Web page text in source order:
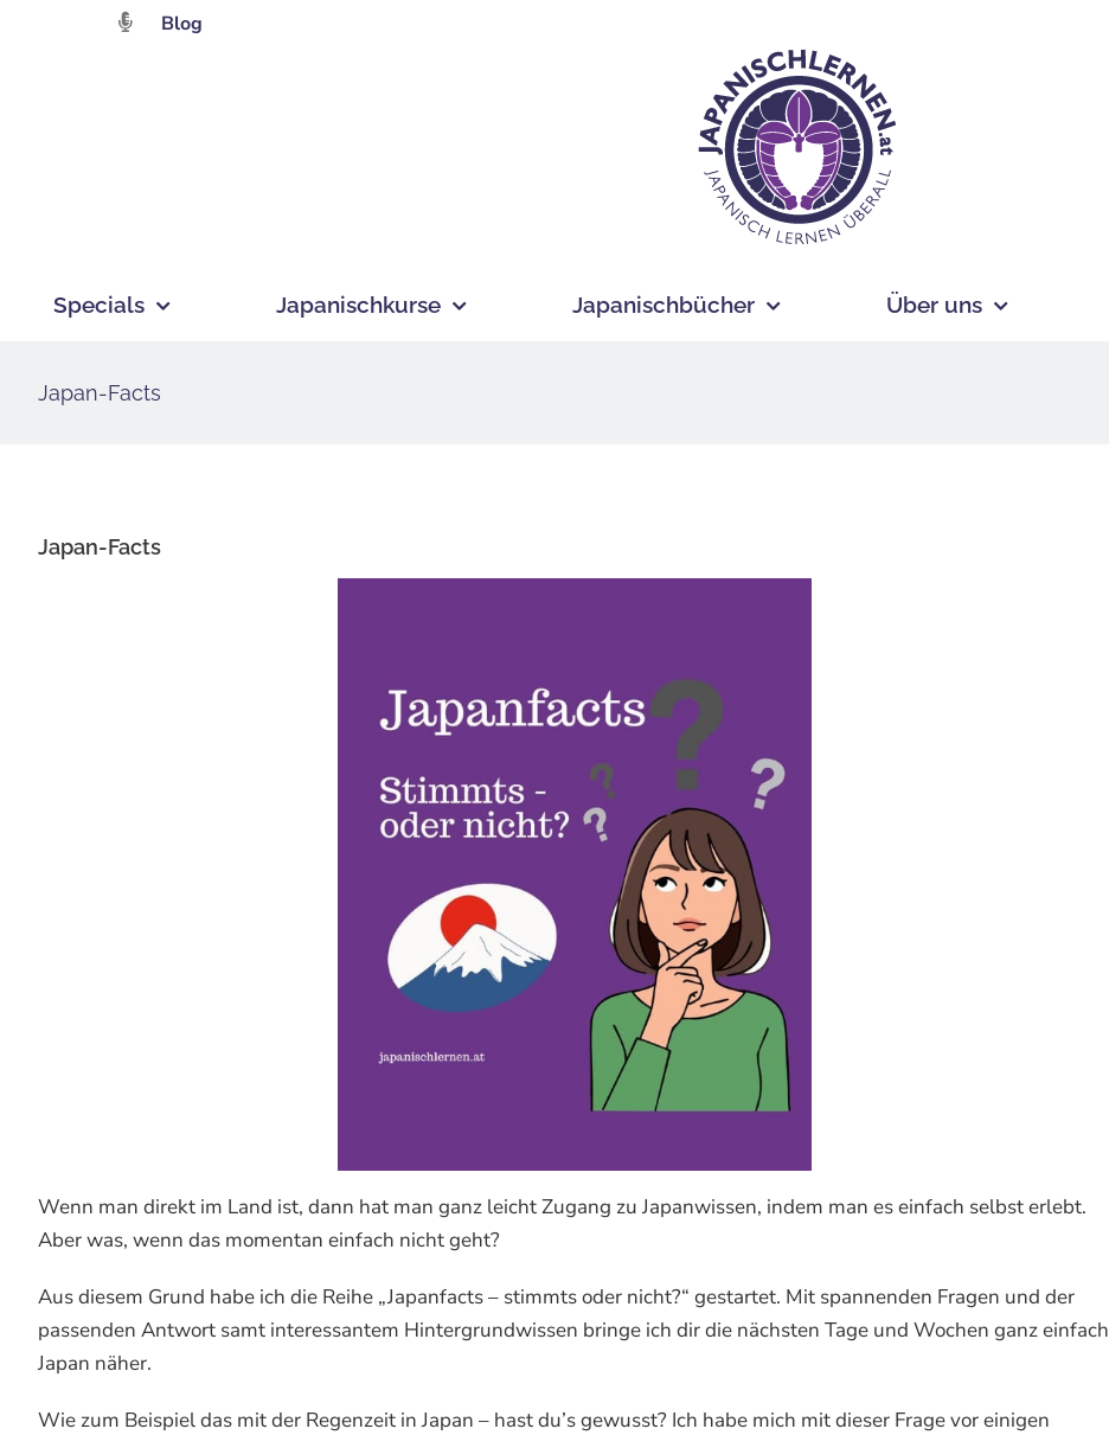
Blog
Specials Japanischkurse Japanischbücher Über uns
Japan-Facts
Japan-Facts
Wenn man direkt im Land ist, dann hat man ganz leicht Zugang zu Japanwissen, indem man es einfach selbst erlebt.
Aber was, wenn das momentan einfach nicht geht?
Aus diesem Grund habe ich die Reihe „Japanfacts – stimmts oder nicht?“ gestartet. Mit spannenden Fragen und der
passenden Antwort samt interessantem Hintergrundwissen bringe ich dir die nächsten Tage und Wochen ganz einfach
Japan näher.
Wie zum Beispiel das mit der Regenzeit in Japan – hast du’s gewusst? Ich habe mich mit dieser Frage vor einigen